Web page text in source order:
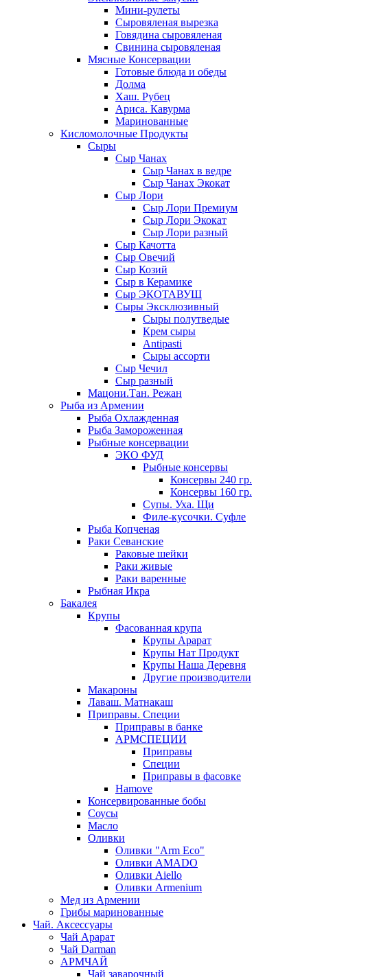
Мини-рулеты
Сыровяленая вырезка
Говядина сыровяленая
Свинина сыровяленая
Мясные Консервации
Готовые блюда и обеды
Долма
Хаш. Рубец
Ариса. Кавурма
Маринованные
Кисломолочные Продукты
Сыры
Сыр Чанах
Сыр Чанах в ведре
Сыр Чанах Экокат
Сыр Лори
Сыр Лори Премиум
Сыр Лори Экокат
Сыр Лори разный
Сыр Качотта
Сыр Овечий
Сыр Козий
Сыр в Керамике
Сыр ЭКОТАВУШ
Сыры Эксклюзивный
Сыры полутведые
Крем сыры
Antipasti
Сыры ассорти
Сыр Чечил
Сыр разный
Мацони.Тан. Режан
Рыба из Армении
Рыба Охлажденная
Рыба Замороженная
Рыбные консервации
ЭКО ФУД
Рыбные консервы
Консервы 240 гр.
Консервы 160 гр.
Супы. Уха. Щи
Филе-кусочки. Суфле
Рыба Копченая
Раки Севанские
Раковые шейки
Раки живые
Раки варенные
Рыбная Икра
Бакалея
Крупы
Фасованная крупа
Крупы Арарат
Крупы Нат Продукт
Крупы Наша Деревня
Другие производители
Макароны
Лаваш. Матнакаш
Приправы. Специи
Приправы в банке
АРМСПЕЦИИ
Приправы
Специи
Приправы в фасовке
Hamove
Консервированные бобы
Соусы
Масло
Оливки
Оливки "Arm Eco"
Оливки AMADO
Оливки Aiello
Оливки Armenium
Мед из Армении
Грибы маринованные
Чай. Аксессуары
Чай Арарат
Чай Darman
АРМЧАЙ
Чай заварочный